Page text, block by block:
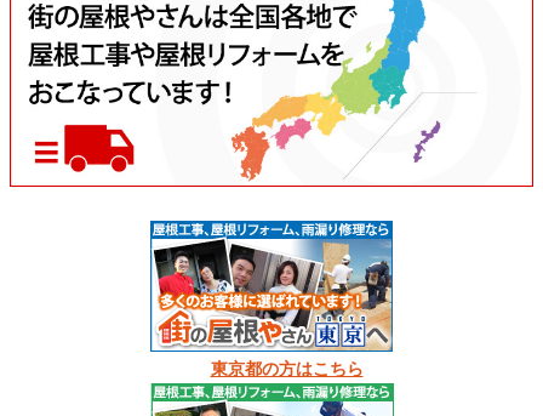
東京都の方はこちら